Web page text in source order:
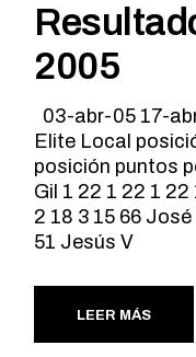
2005
03-abr-05 17-
Elite Local
posición puntos
Gil 1 22 1 22 1
2 18 3 15 66
51 Jesús V
LEER MÁS